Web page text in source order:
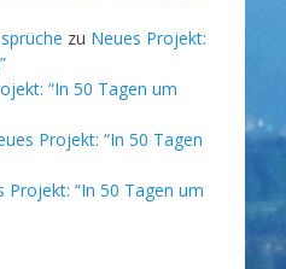
zu Neues Projekt:
“In 50 Tagen um
Projekt: “In 50 Tagen
Projekt: “In 50 Tagen um